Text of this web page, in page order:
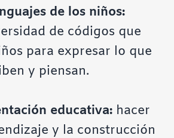
de los niños:
de códigos que
para expresar lo que
y piensan.
educativa: hacer
y la construcción